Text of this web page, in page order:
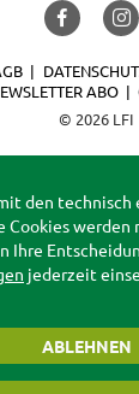
© 2026 LFI
ABO
den technisch
Cookies
Ihre
jederzeit
ABLEHNEN